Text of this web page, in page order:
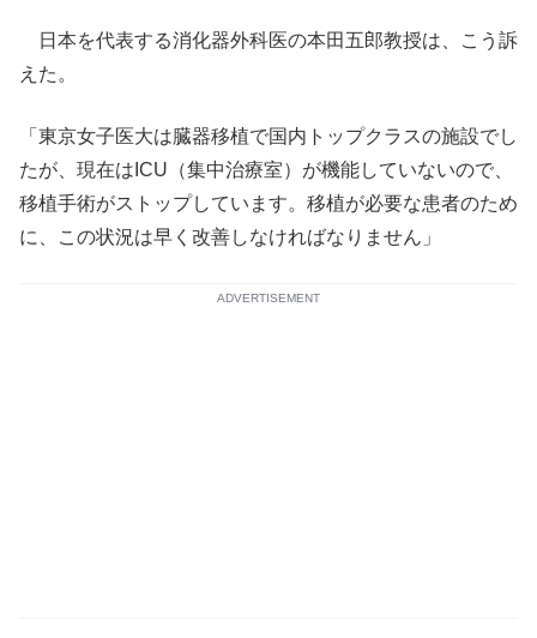
日本を代表する消化器外科医の本田五郎教授は、こう訴
えた。
「東京女子医大は臓器移植で国内トップクラスの施設でし
たが、現在はICU（集中治療室）が機能していないので、
移植手術がストップしています。移植が必要な患者のため
に、この状況は早く改善しなければなりません」
ADVERTISEMENT